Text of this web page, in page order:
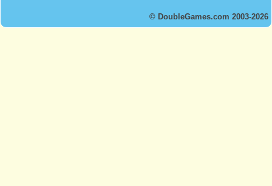
© DoubleGames.com 2003-2026